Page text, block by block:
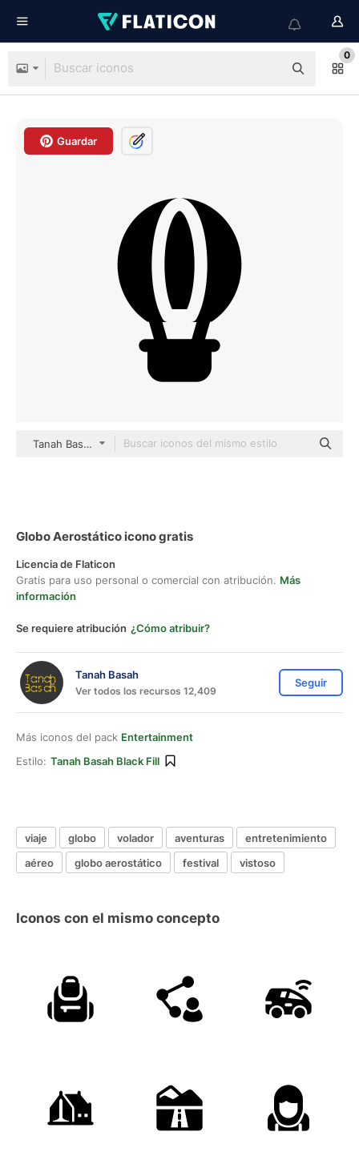
0
Guardar
Tanah Basah black fill
Globo Aerostático icono gratis
Licencia de Flaticon
Gratis para uso personal o comercial con atribución. Más
información
Se requiere atribución ¿Cómo atribuir?
Tanah Basah
Ver todos los recursos 12,409
Seguir
Más iconos del pack Entertainment
Estilo: Tanah Basah Black Fill
viaje globo volador aventuras
entretenimiento
aéreo
globo aerostático festival vistoso
Iconos con el mismo concepto